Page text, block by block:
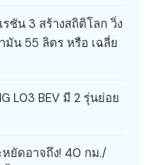
รชัน 3 สร้างสถิติโลก วิ่ง
น 55 ลิตร หรือ เฉลี่ย
L03 BEV มี 2 รุ่นย่อย
หยัดอาจถึง! 40 กม./